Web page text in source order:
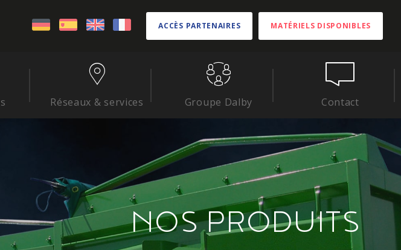
ACCÈS PARTENAIRES MATÉRIELS DISPONIBLES
Réseaux & services Groupe Dalby Contact
NOS PRODUITS